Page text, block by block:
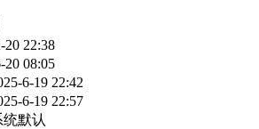
20 22:38
20 08:05
6-19 22:42
6-19 22:57
默认